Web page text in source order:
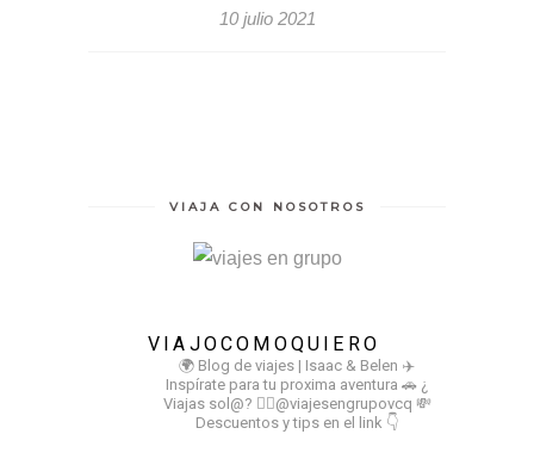
10 julio 2021
VIAJA CON NOSOTROS
VIAJOCOMOQUIERO
🌍 Blog de viajes | Isaac & Belen ✈️
Inspírate para tu proxima aventura 🚗 ¿
Viajas sol@? 👉🏻@viajesengrupovcq 💸
Descuentos y tips en el link 👇